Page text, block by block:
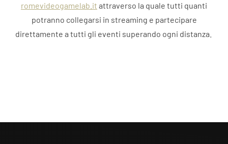
romevideogamelab.it attraverso la quale tutti quanti
potranno collegarsi in streaming e partecipare
direttamente a tutti gli eventi superando ogni distanza.